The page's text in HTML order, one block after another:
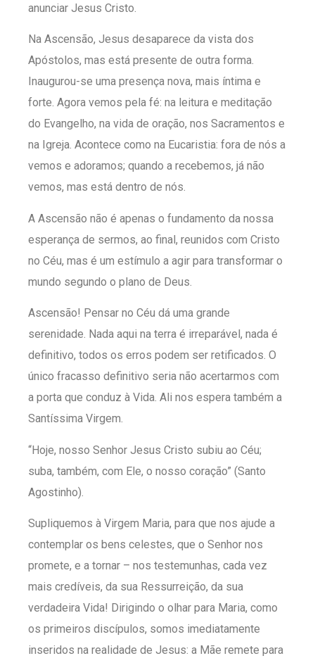
anunciar Jesus Cristo.
Na Ascensão, Jesus desaparece da vista dos
Apóstolos, mas está presente de outra forma.
Inaugurou-se uma presença nova, mais íntima e
forte. Agora vemos pela fé: na leitura e meditação
do Evangelho, na vida de oração, nos Sacramentos e
na Igreja. Acontece como na Eucaristia: fora de nós a
vemos e adoramos; quando a recebemos, já não
vemos, mas está dentro de nós.
A Ascensão não é apenas o fundamento da nossa
esperança de sermos, ao final, reunidos com Cristo
no Céu, mas é um estímulo a agir para transformar o
mundo segundo o plano de Deus.
Ascensão! Pensar no Céu dá uma grande
serenidade. Nada aqui na terra é irreparável, nada é
definitivo, todos os erros podem ser retificados. O
único fracasso definitivo seria não acertarmos com
a porta que conduz à Vida. Ali nos espera também a
Santíssima Virgem.
“Hoje, nosso Senhor Jesus Cristo subiu ao Céu;
suba, também, com Ele, o nosso coração” (Santo
Agostinho).
Supliquemos à Virgem Maria, para que nos ajude a
contemplar os bens celestes, que o Senhor nos
promete, e a tornar – nos testemunhas, cada vez
mais credíveis, da sua Ressurreição, da sua
verdadeira Vida! Dirigindo o olhar para Maria, como
os primeiros discípulos, somos imediatamente
inseridos na realidade de Jesus: a Mãe remete para